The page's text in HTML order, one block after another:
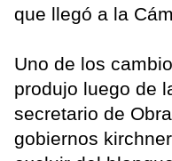
que llegó a la
Uno de los
produjo luego de
secretario de
gobiernos